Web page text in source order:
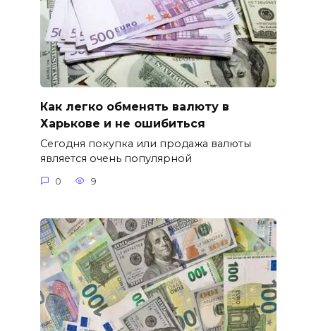
Как легко обменять валюту в
Харькове и не ошибиться
Сегодня покупка или продажа валюты
является очень популярной
0 9